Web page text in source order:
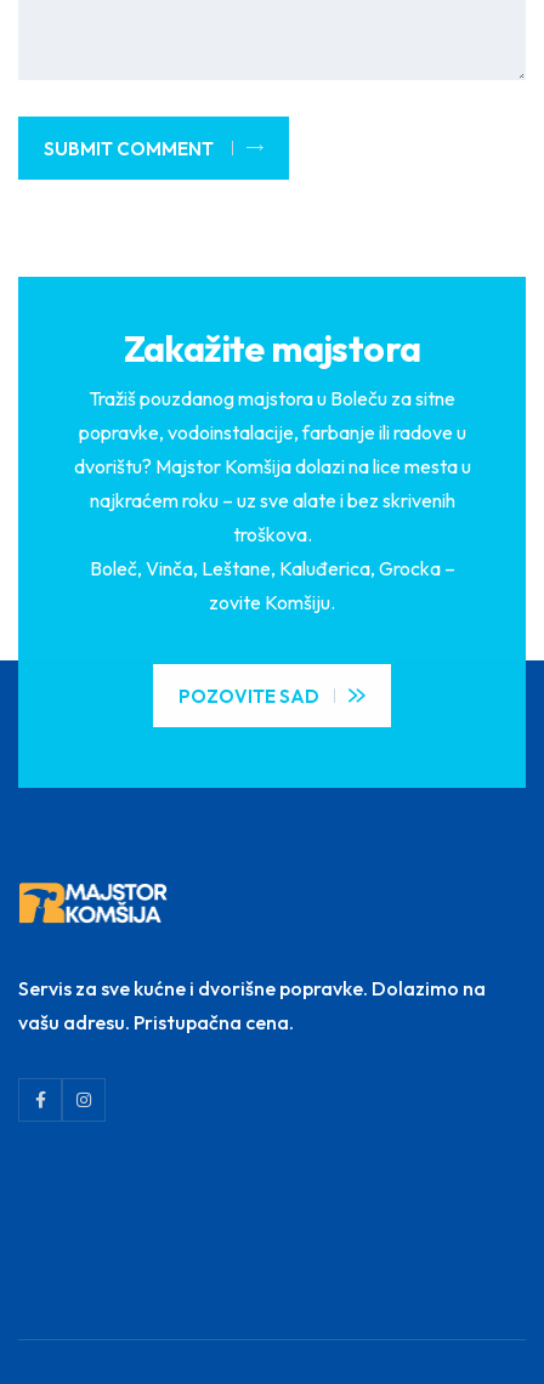
SUBMIT COMMENT
Zakažite majstora
Tražiš pouzdanog majstora u Boleču za sitne
popravke, vodoinstalacije, farbanje ili radove u
dvorištu? Majstor Komšija dolazi na lice mesta u
najkraćem roku – uz sve alate i bez skrivenih
troškova.
Boleč, Vinča, Leštane, Kaluđerica, Grocka –
zovite Komšiju.
POZOVITE SAD
Servis za sve kućne i dvorišne popravke. Dolazimo na
vašu adresu. Pristupačna cena.